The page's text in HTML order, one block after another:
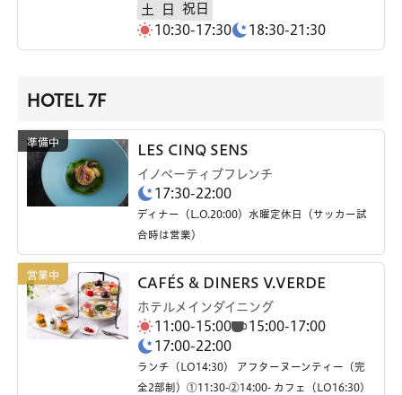
土 日
祝日
10:30-17:30
18:30-21:30
HOTEL 7F
LES CINQ SENS
イノベーティブフレンチ
17:30-22:00
ディナー（L.O.20:00）水曜定休日（サッカー試
合時は営業）
CAFÉS & DINERS V.VERDE
ホテルメインダイニング
11:00-15:00
15:00-17:00
17:00-22:00
ランチ（LO14:30） アフターヌーンティー（完
全2部制）①11:30-②14:00- カフェ（LO16:30）